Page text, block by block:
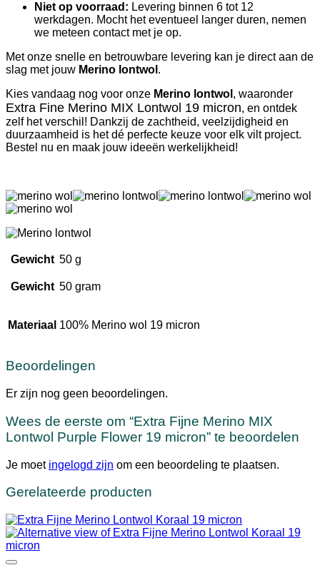
Niet op voorraad: Levering binnen 6 tot 12
werkdagen. Mocht het eventueel langer duren, nemen
we meteen contact met je op.
Met onze snelle en betrouwbare levering kan je direct aan de
slag met jouw Merino lontwol .
Kies vandaag nog voor onze Merino lontwol , waaronder
Extra Fine Merino MIX Lontwol 19 micron, en ontdek
zelf het verschil! Dankzij de zachtheid, veelzijdigheid en
duurzaamheid is het dé perfecte keuze voor elk vilt project.
Bestel nu en maak jouw ideeën werkelijkheid!
Gewicht 50 g
Gewicht 50 gram
Materiaal 100% Merino wol 19 micron
Beoordelingen
Er zijn nog geen beoordelingen.
Wees de eerste om “Extra Fijne Merino MIX
Lontwol Purple Flower 19 micron” te beoordelen
Je moet ingelogd zijn om een beoordeling te plaatsen.
Gerelateerde producten